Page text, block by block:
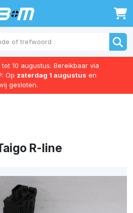
0
10 augustus. Bereikbaar via
Op zaterdag 1 augustus en
gesloten.
R-line